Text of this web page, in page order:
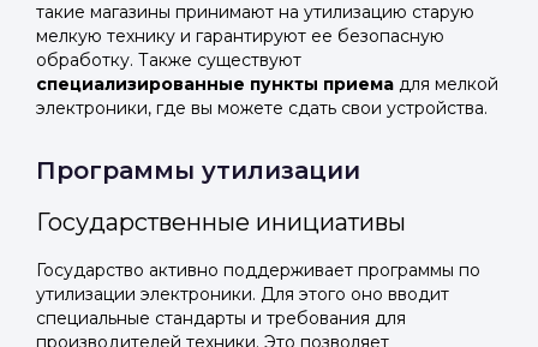
такие магазины принимают на утилизацию старую
мелкую технику и гарантируют ее безопасную
обработку. Также существуют
специализированные пункты приема для мелкой
электроники, где вы можете сдать свои устройства.
Программы утилизации
Государственные инициативы
Государство активно поддерживает программы по
утилизации электроники. Для этого оно вводит
специальные стандарты и требования для
производителей техники. Это позволяет